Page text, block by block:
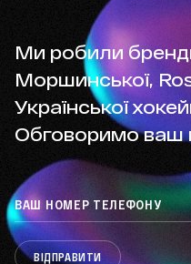
Ми робили
Моршинської,
Української
Обговоримо ваш
ВІДПРАВИТИ